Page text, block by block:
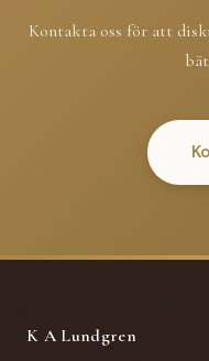
Kontakta oss för att
K A Lundgren